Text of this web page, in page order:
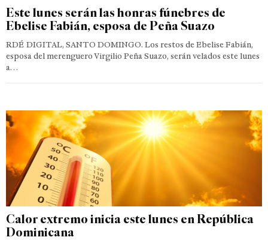
Este lunes serán las honras fúnebres de
Ebelise Fabián, esposa de Peña Suazo
RDÉ DIGITAL, SANTO DOMINGO. Los restos de Ebelise Fabián,
esposa del merenguero Virgilio Peña Suazo, serán velados este lunes
a…
Calor extremo inicia este lunes en República
Dominicana